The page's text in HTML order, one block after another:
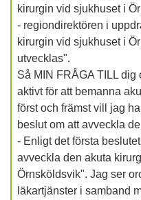
kirurgin vid sjukhuset i
- regiondirektören i
kirurgin vid sjukhuset i
utvecklas".
Så MIN FRÅGA TILL dig
aktivt för att bemanna
först och främst vill jag
beslut om att avveckla
- Enligt det första
avveckla den akuta
Örnsköldsvik". Jag ser
läkartjänster i samband